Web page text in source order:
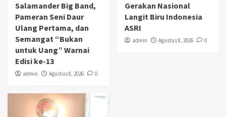
Salamander Big Band,
Pameran Seni Daur
Ulang Pertama, dan
Semangat “Bukan
untuk Uang” Warnai
Edisi ke-13
admin Agustus 8, 2026 0
Gerakan Nasional
Langit Biru Indonesia
ASRI
admin Agustus 8, 2026 0